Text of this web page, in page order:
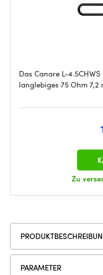
Das Canare L-
langlebiges 75 Ohm 7,2
Zu
PARAMETER